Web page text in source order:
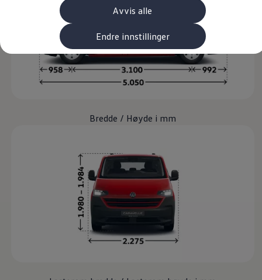
Avvis alle
Endre innstillinger
Varebiler med firehjulstrekk
Proff leasing
Kundeløfter
Connect Pro
Klimakalkulator
Finansiering
Prislister
Leasing
Ruteplanlegger
Elbillader
Rekkevidde-kalkulator
Ladekalkulator
Oppgitt vs. faktisk rekkevidde
Min Volkswagen
myVolkswagen
Biltilbehør
Programvareoppdateringer
Kundeinformasjon
Bredde / Høyde i mm